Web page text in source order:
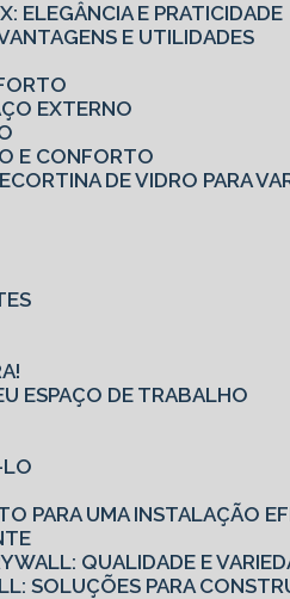
ELEGÂNCIA E PRATICIDADE
E UTILIDADES
EXTERNO
E CONFORTO
CORTINA DE VIDRO PARA
ESPAÇO DE TRABALHO
LO
PARA UMA INSTALAÇÃO
QUALIDADE E
SOLUÇÕES PARA